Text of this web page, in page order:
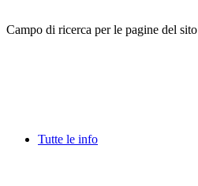
Campo di ricerca per le pagine del sito
Tutte le info